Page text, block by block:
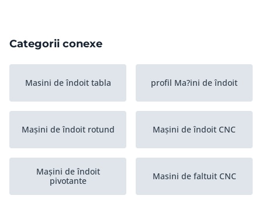
Categorii conexe
Masini de îndoit tabla profil Ma?ini de îndoit
Mașini de îndoit rotund Mașini de îndoit CNC
Mașini de îndoit
pivotante
Masini de faltuit CNC